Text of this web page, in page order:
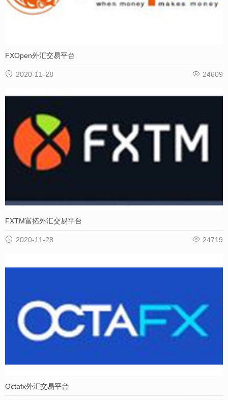
FXOpen外汇交易平台
 2020-11-28  24609
FXTM富拓外汇交易平台
 2020-11-28  24719
Octafx外汇交易平台